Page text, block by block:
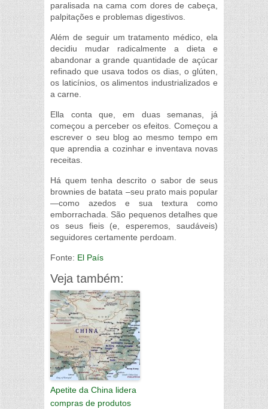
paralisada na cama com dores de cabeça,
palpitações e problemas digestivos.
Além de seguir um tratamento médico, ela
decidiu mudar radicalmente a dieta e
abandonar a grande quantidade de açúcar
refinado que usava todos os dias, o glúten,
os laticínios, os alimentos industrializados e
a carne.
Ella conta que, em duas semanas, já
começou a perceber os efeitos. Começou a
escrever o seu blog ao mesmo tempo em
que aprendia a cozinhar e inventava novas
receitas.
Há quem tenha descrito o sabor de seus
brownies de batata –seu prato mais popular
—como azedos e sua textura como
emborrachada. São pequenos detalhes que
os seus fieis (e, esperemos, saudáveis)
seguidores certamente perdoam.
Fonte: El País
Veja também:
Apetite da China lidera
compras de produtos